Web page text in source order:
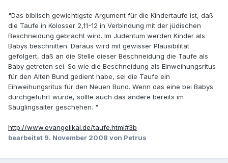
"Das biblisch gewichtigste Argument für die Kindertaufe ist, daß
die Taufe in Kolosser 2,11-12 in Verbindung mit der jüdischen
Beschneidung gebracht wird. Im Judentum werden Kinder als
Babys beschnitten. Daraus wird mit gewisser Plausibilität
gefolgert, daß an die Stelle dieser Beschneidung die Taufe als
Baby getreten sei. So wie die Beschneidung als Einweihungsritus
für den Alten Bund gedient habe, sei die Taufe ein
Einweihungsritus für den Neuen Bund. Wenn das eine bei Babys
durchgeführt wurde, sollte auch das andere bereits im
Säuglingsalter geschehen. "
http://www.evangelikal.de/taufe.html#3b
bearbeitet 9. November 2008 von Petrus